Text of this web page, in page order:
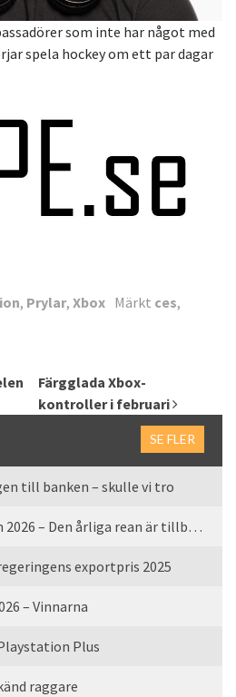
som inte har något med
spela hockey om ett par dagar
, Prylar, Xbox Märkt ces,
Färgglada Xbox-
kontroller i februari
SE FLER
till banken – skulle vi tro
Games Made in Sweden 2026 – Den årliga rean är tillbaka
exportpris 2025
– Vinnarna
Plus
raggare